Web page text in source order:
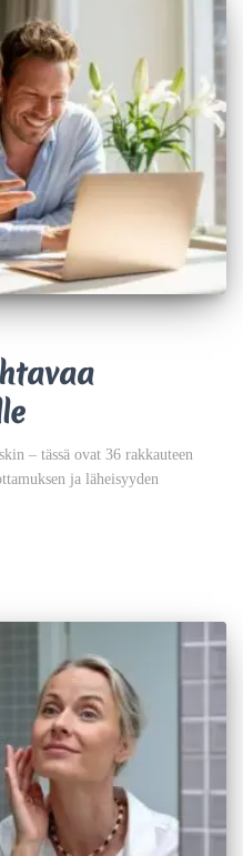
– tässä ovat 36 rakkauteen
ja läheisyyden